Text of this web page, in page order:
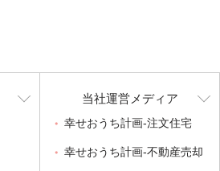
当社運営メディア
幸せおうち計画-注文住宅
幸せおうち計画-不動産売却